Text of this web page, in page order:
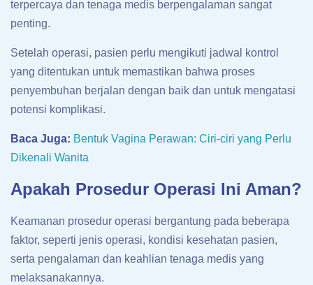
terpercaya dan tenaga medis berpengalaman sangat
penting.
Setelah operasi, pasien perlu mengikuti jadwal kontrol
yang ditentukan untuk memastikan bahwa proses
penyembuhan berjalan dengan baik dan untuk mengatasi
potensi komplikasi.
Baca Juga: Bentuk Vagina Perawan: Ciri-ciri yang Perlu
Dikenali Wanita
Apakah Prosedur Operasi Ini Aman?
Keamanan prosedur operasi bergantung pada beberapa
faktor, seperti jenis operasi, kondisi kesehatan pasien,
serta pengalaman dan keahlian tenaga medis yang
melaksanakannya.